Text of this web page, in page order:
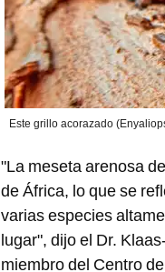
Este grillo acorazado
"La meseta arenosa
de África, lo que se
varias especies
lugar", dijo el Dr.
miembro del Centro